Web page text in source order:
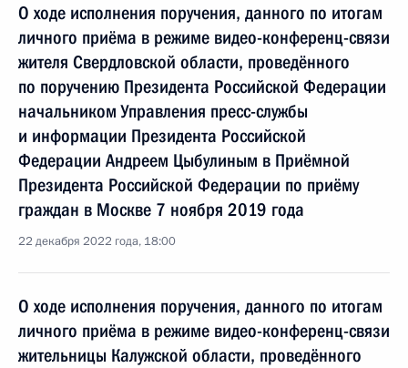
О ходе исполнения поручения, данного по итогам
личного приёма в режиме видео-конференц-связи
жителя Свердловской области, проведённого
по поручению Президента Российской Федерации
начальником Управления пресс-службы
и информации Президента Российской
Федерации Андреем Цыбулиным в Приёмной
Президента Российской Федерации по приёму
граждан в Москве 7 ноября 2019 года
22 декабря 2022 года, 18:00
О ходе исполнения поручения, данного по итогам
личного приёма в режиме видео-конференц-связи
жительницы Калужской области, проведённого